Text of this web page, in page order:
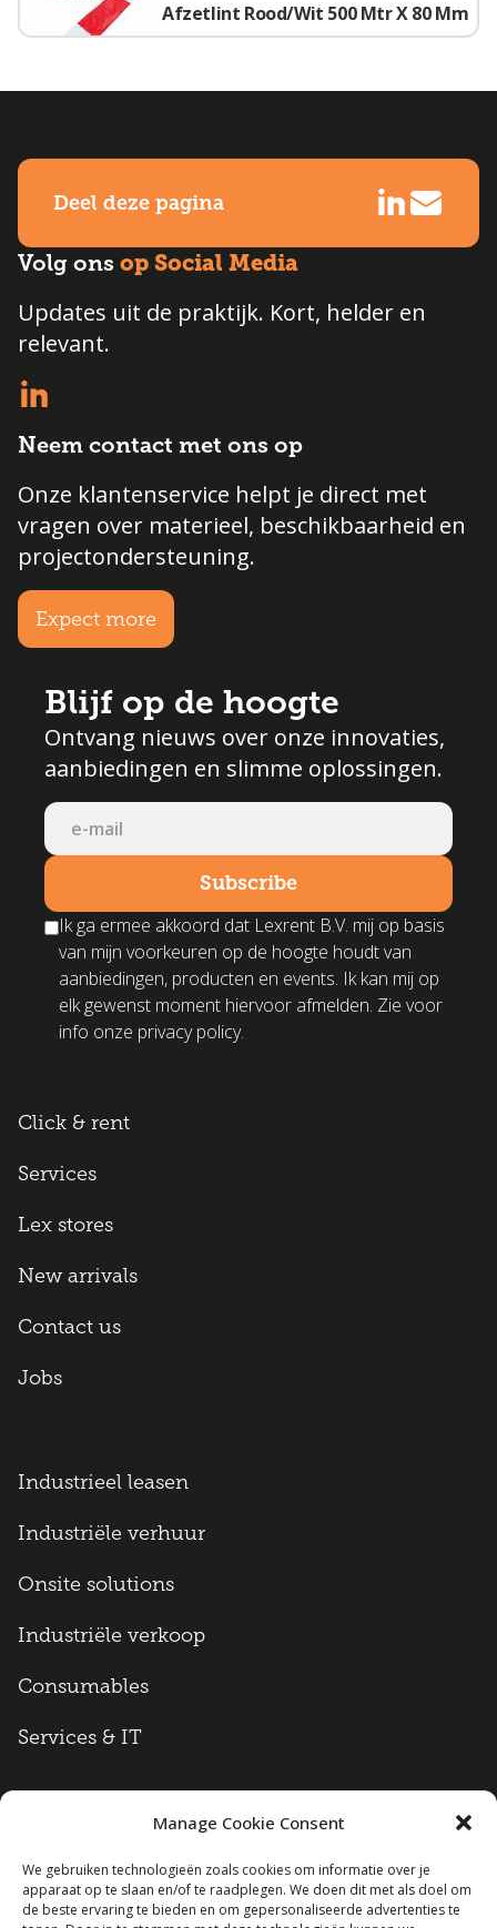
Manage Cookie Consent
We gebruiken technologieën zoals cookies om informatie over je
apparaat op te slaan en/of te raadplegen. We doen dit met als doel om
de beste ervaring te bieden en om gepersonaliseerde advertenties te
Afzetlint Rood/Wit 500 Mtr X 80 Mm
Deel deze pagina
Volg ons op Social Media
Updates uit de praktijk. Kort, helder en
relevant.
Neem contact met ons op
Onze klantenservice helpt je direct met
vragen over materieel, beschikbaarheid en
projectondersteuning.
Expect more
Blijf op de hoogte
Ontvang nieuws over onze innovaties,
aanbiedingen en slimme oplossingen.
Ik ga ermee akkoord dat Lexrent B.V. mij op basis
van mijn voorkeuren op de hoogte houdt van
aanbiedingen, producten en events. Ik kan mij op
elk gewenst moment hiervoor afmelden. Zie voor
info onze privacy policy.
Click & rent
Services
Lex stores
New arrivals
Contact us
Jobs
Industrieel leasen
Industriële verhuur
Onsite solutions
Industriële verkoop
Consumables
Services & IT
Cookie policy